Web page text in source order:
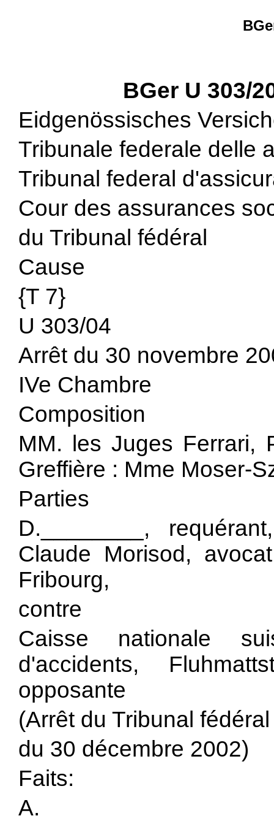
BGer U 303/
Eidgenössisches
Tribunale federale delle
Tribunal federal
Cour des assurances
du Tribunal fédéral
Cause
{T 7}
U 303/04
Arrêt du 30 novembre
IVe Chambre
Composition
MM. les Juges Ferrari,
Greffière : Mme Moser-
Parties
D.________,
Claude Morisod,
Fribourg,
contre
Caisse nationale
d'accidents,
opposante
(Arrêt du Tribunal
du 30 décembre 2002)
Faits:
A.